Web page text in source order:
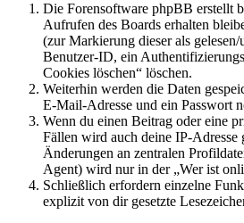
Die Forensoftware phpBB erstellt
Aufrufen des Boards erhalten
(zur Markierung dieser als
Benutzer-ID, ein
Cookies löschen“ löschen.
Weiterhin werden die Daten
E-Mail-Adresse und ein Passwort
Wenn du einen Beitrag oder eine
Fällen wird auch deine IP-
Änderungen an zentralen
Agent) wird nur in der „Wer ist
Schließlich erfordern einzelne
explizit von dir gesetzte